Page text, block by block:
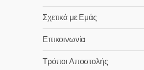
Σχετικά με Εμάς
Επικοινωνία
Τρόποι Αποστολής